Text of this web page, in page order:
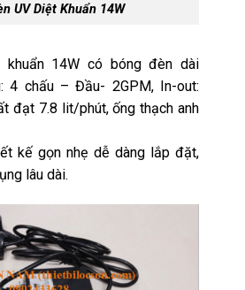
UV Diệt Khuẩn 14W
14W có bóng đèn dài
4 chấu – Đầu- 2GPM, In-out:
đạt 7.8 lit/phút, ống thạch anh
kế gọn nhẹ dễ dàng lắp đặt,
lâu dài.